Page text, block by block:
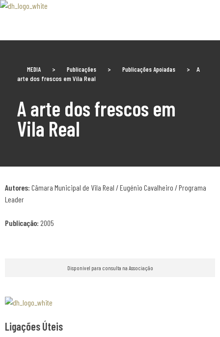
MEDIA > Publicações > Publicações Apoiadas >
A
arte dos frescos em Vila Real
A arte dos frescos em
Vila Real
Autores: Câmara Municipal de Vila Real / Eugénio Cavalheiro / Programa
Leader
Publicação: 2005
Disponível para consulta na Associação
Ligações Úteis